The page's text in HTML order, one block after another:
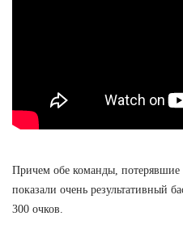
Причем обе команды,
показали очень результативный
300 очков.